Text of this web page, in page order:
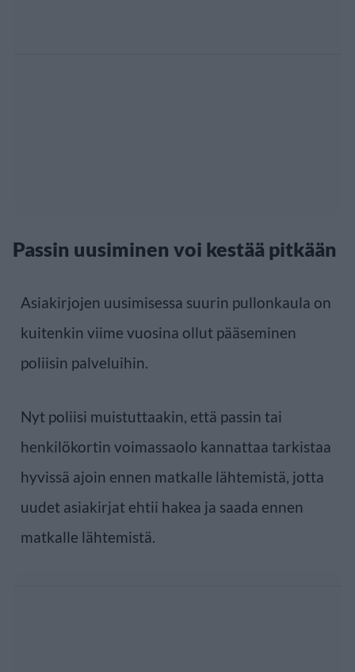
Passin uusiminen voi kestää pitkään
Asiakirjojen uusimisessa suurin pullonkaula on
kuitenkin viime vuosina ollut pääseminen
poliisin palveluihin.
Nyt poliisi muistuttaakin, että passin tai
henkilökortin voimassaolo kannattaa tarkistaa
hyvissä ajoin ennen matkalle lähtemistä, jotta
uudet asiakirjat ehtii hakea ja saada ennen
matkalle lähtemistä.